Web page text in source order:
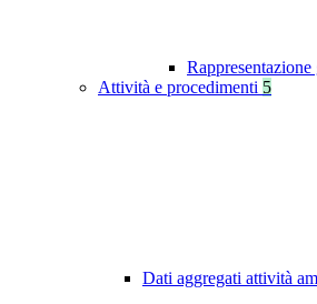
Rappresentazione
Attività e procedimenti 5
Dati aggregati attività